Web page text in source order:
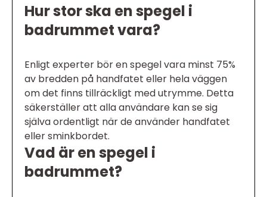
Hur stor ska en spegel i
badrummet vara?
Enligt experter bör en spegel vara minst 75%
av bredden på handfatet eller hela väggen
om det finns tillräckligt med utrymme. Detta
säkerställer att alla användare kan se sig
själva ordentligt när de använder handfatet
eller sminkbordet.
Vad är en spegel i
badrummet?